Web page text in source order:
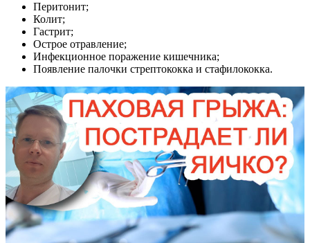
Перитонит;
Колит;
Гастрит;
Острое отравление;
Инфекционное поражение кишечника;
Появление палочки стрептококка и стафилококка.